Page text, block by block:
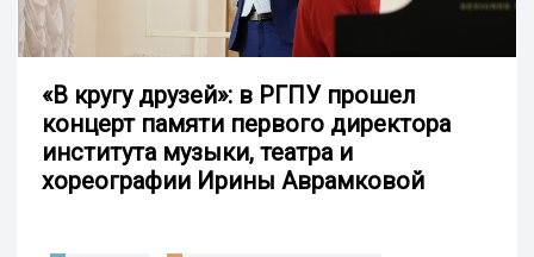
«В кругу друзей»: в РГПУ прошел
концерт памяти первого директора
института музыки, театра и
хореографии Ирины Аврамковой